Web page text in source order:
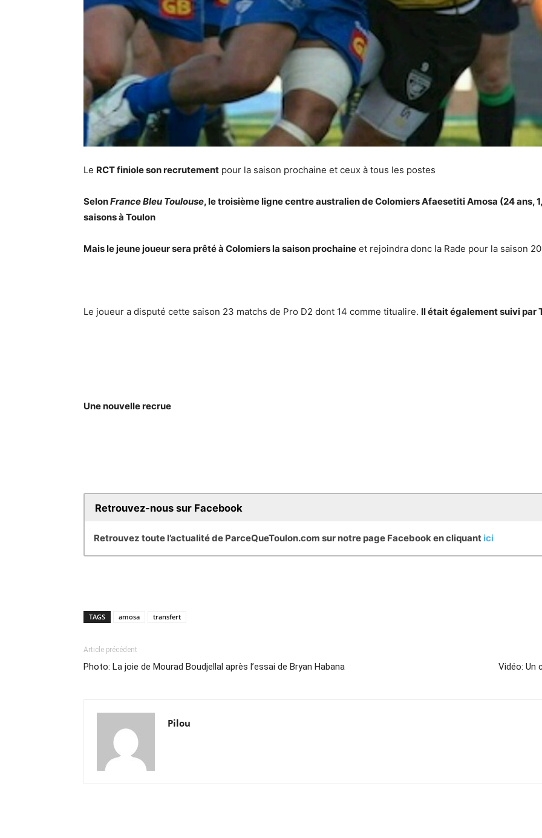
Le RCT finiole son recrutement pour la saison prochaine et ceux à tous les postes
SelonFrance Bleu Toulouse, le troisième ligne centre australien de Colomiers Afaesetiti Amosa (24 ans,
saisons à Toulon
Mais le jeune joueur sera prêté à Colomiers la saison prochaine et rejoindra donc la Rade pour la saison
Le joueur a disputé cette saison 23 matchs de Pro D2 dont 14 comme titualire. Il était également suivi par
Une nouvelle recrue
Retrouvez-nous sur Facebook
Retrouvez toute l’actualité de ParceQueToulon.com sur notre page Facebook en cliquant ici
TAGS amosa transfert
Article précédent
Photo: La joie de Mourad Boudjellal après l’essai de Bryan Habana Vidéo: Un
Pilou